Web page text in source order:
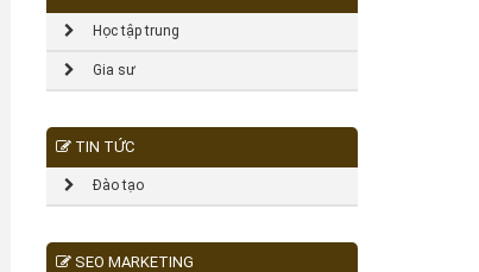
Học tập trung
Gia sư
TIN TỨC
Đào tạo
SEO MARKETING